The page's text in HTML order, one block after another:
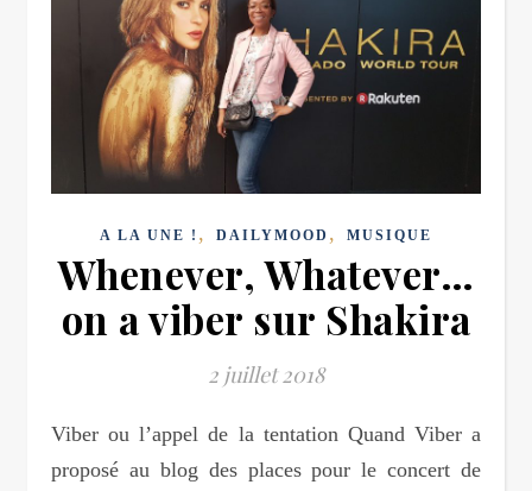
A LA UNE ! , DAILYMOOD , MUSIQUE
Whenever, Whatever…
on a viber sur Shakira
2 juillet 2018
Viber ou l’appel de la tentation Quand Viber a
proposé au blog des places pour le concert de